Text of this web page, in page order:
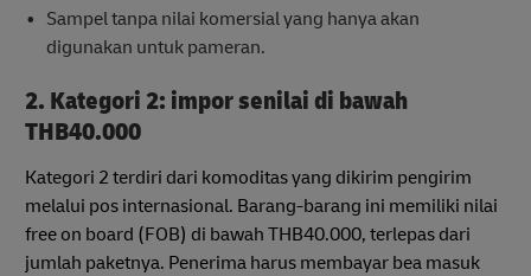
Sampel tanpa nilai komersial yang hanya akan
digunakan untuk pameran.
2. Kategori 2: impor senilai di bawah
THB40.000
Kategori 2 terdiri dari komoditas yang dikirim pengirim
melalui pos internasional. Barang-barang ini memiliki nilai
free on board (FOB) di bawah THB40.000, terlepas dari
jumlah paketnya. Penerima harus membayar bea masuk